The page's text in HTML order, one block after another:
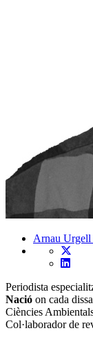
Arnau
Periodista
Nació on cada
Ciències
Col·laborador de